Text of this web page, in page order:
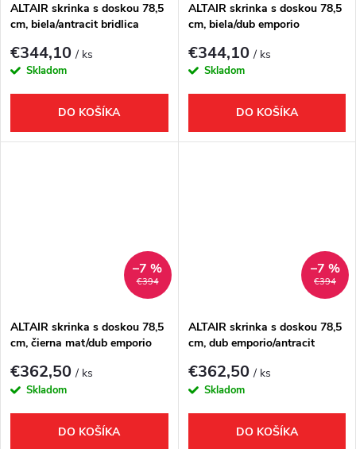
ALTAIR skrinka s doskou 78,5
cm, biela/antracit bridlica
€344,10/ ks
Skladom
DO KOŠÍKA
ALTAIR skrinka s doskou 78,5
cm, biela/dub emporio
€344,10/ ks
Skladom
DO KOŠÍKA
€394
–7 %
ALTAIR skrinka s doskou 78,5
cm, čierna mat/dub emporio
€362,50/ ks
Skladom
DO KOŠÍKA
€394
–7 %
ALTAIR skrinka s doskou 78,5
cm, dub emporio/antracit
€362,50/ ks
Skladom
DO KOŠÍKA